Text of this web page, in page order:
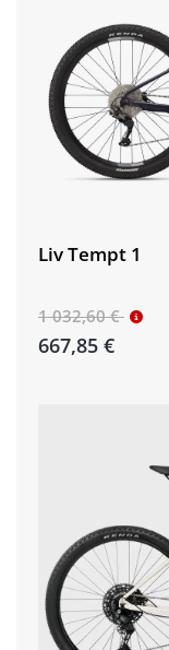
Liv Tempt 1
1 032,60 €
667,85 €